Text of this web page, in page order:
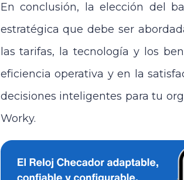
En conclusión, la elección del
estratégica que debe ser
las tarifas, la tecnología y los
eficiencia operativa y en la
decisiones inteligentes para tu
Worky.